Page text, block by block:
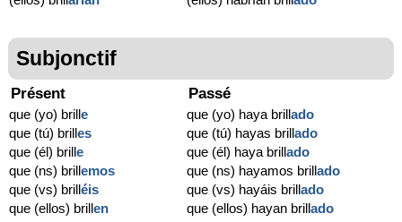
Subjonctif
Présent
que (yo) brille
que (tú) brilles
que (él) brille
que (ns) brillemos
que (vs) brilléis
que (ellos) brillen
Passé
que (yo) haya brillado
que (tú) hayas brillado
que (él) haya brillado
que (ns) hayamos brillado
que (vs) hayáis brillado
que (ellos) hayan brillado